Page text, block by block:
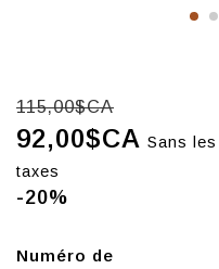
115,00$CA
92,00$CA Sans les
taxes
-20%
Numéro de